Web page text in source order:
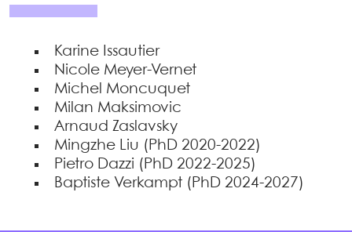
Karine Issautier
Nicole Meyer-Vernet
Michel Moncuquet
Milan Maksimovic
Arnaud Zaslavsky
Mingzhe Liu (PhD 2020-2022)
Pietro Dazzi (PhD 2022-2025)
Baptiste Verkampt (PhD 2024-2027)